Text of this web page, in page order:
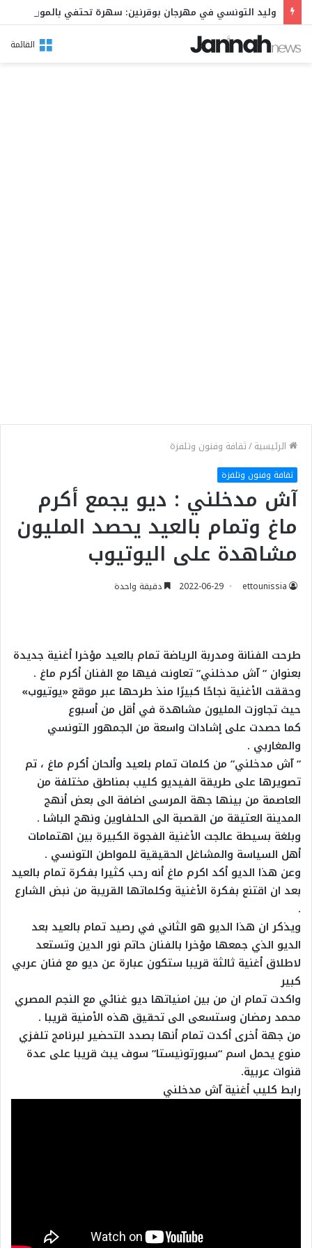
وليد التونسي في مهرجان بوقرنين: سهرة تحتفي بالموروث الشعبي وصالح الفرزيط في البال
القائمة
الرئيسية/ثقافة وفنون وتلفزة
ثقافة وفنون وتلفزة
آش مدخلني : ديو يجمع أكرم
ماغ وتمام بالعيد يحصد المليون
مشاهدة على اليوتيوب
ettounissia
2022-06-29 دقيقة واحدة
طرحت الفنانة ومدربة الرياضة تمام بالعيد مؤخرا أغنية جديدة
بعنوان ” آش مدخلني” تعاونت فيها مع الفنان أكرم ماغ .
وحققت الأغنية نجاحًا كبيرًا منذ طرحها عبر موقع «يوتيوب»
حيث تجاوزت المليون مشاهدة في أقل من أسبوع
كما حصدت على إشادات واسعة من الجمهور التونسي
والمغاربي .
” آش مدخلني” من كلمات تمام بلعيد وألحان أكرم ماغ ، تم
تصويرها على طريقة الفيديو كليب بمناطق مختلفة من
العاصمة من بينها جهة المرسى اضافة الى بعض أنهج
المدينة العتيقة من القصبة الى الحلفاوين ونهج الباشا .
وبلغة بسيطة عالجت الأغنية الفجوة الكبيرة بين اهتمامات
أهل السياسة والمشاغل الحقيقية للمواطن التونسي .
وعن هذا الديو أكد اكرم ماغ أنه رحب كثيرا بفكرة تمام بالعيد
بعد ان اقتنع بفكرة الأغنية وكلماتها القريبة من نبض الشارع
.
ويذكر ان هذا الديو هو الثاني في رصيد تمام بالعيد بعد
الديو الذي جمعها مؤخرا بالفنان حاتم نور الدين وتستعد
لاطلاق أغنية ثالثة قريبا ستكون عبارة عن ديو مع فنان عربي
كبير
واكدت تمام ان من بين امنياتها ديو غنائي مع النجم المصري
محمد رمضان وستسعى الى تحقيق هذه الأمنية قريبا .
من جهة أخرى أكدت تمام أنها بصدد التحضير لبرنامج تلفزي
منوع يحمل اسم “سبورتونيستا” سوف يبث قريبا على عدة
قنوات عربية.
رابط كليب أغنية آش مدخلني